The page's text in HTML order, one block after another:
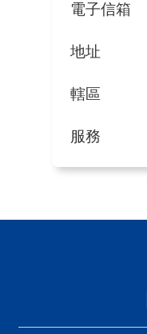
電子信箱
地址
轄區
服務